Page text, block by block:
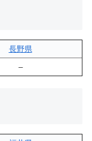
長野県
–